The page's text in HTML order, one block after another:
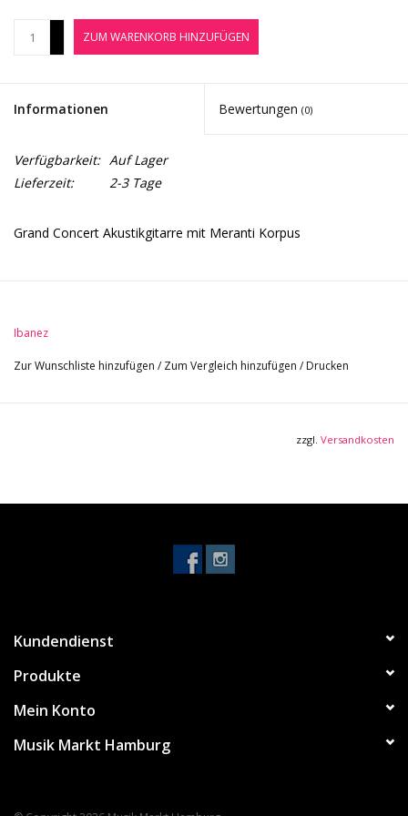
Jobbörse
Marken
ZUM WARENKORB HINZUFÜGEN
Informationen Bewertungen (0)
Verfügbarkeit: Auf Lager
Lieferzeit:
2-3 Tage
Grand Concert Akustikgitarre mit Meranti Korpus
Korpus: Meranti
Finish: Open Pore
Ibanez
Zur Wunschliste hinzufügen / Zum Vergleich hinzufügen / Drucken
zzgl. Versandkosten
Kundendienst
Produkte
Mein Konto
Musik Markt Hamburg